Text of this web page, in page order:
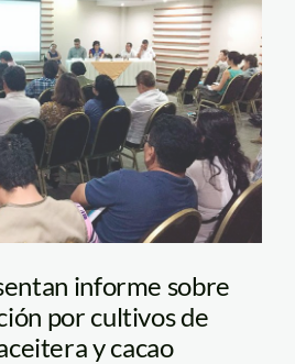
y-
aceitera
informe sobre
por cultivos de
y cacao